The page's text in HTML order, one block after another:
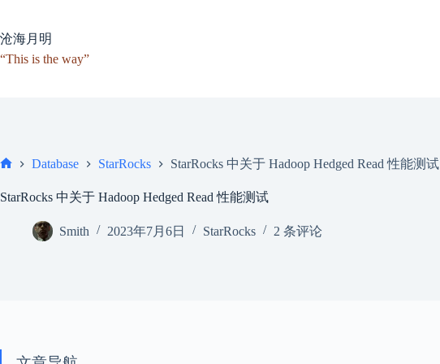
内
容
沧海月明
“This is the way”
页
Database StarRocks StarRocks 中关于 Hadoop Hedged Read 性能测试
StarRocks 中关于 Hadoop Hedged Read 性能测试
Smith 2023年7月6日 StarRocks 2 条评论